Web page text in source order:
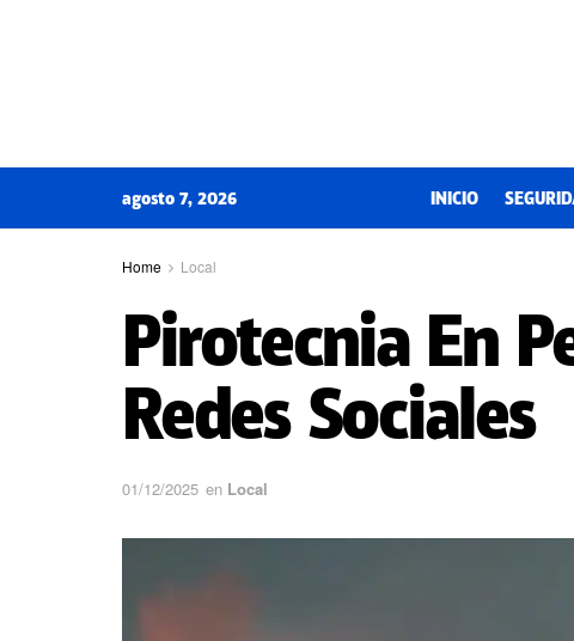
agosto 7, 2026 INICIO
Home Local
Pirotecnia En
Redes Sociales
01/12/2025 en Local